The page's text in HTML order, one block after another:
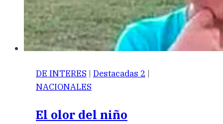
DE INTERES | Destacadas 2 |
NACIONALES
El olor del niño